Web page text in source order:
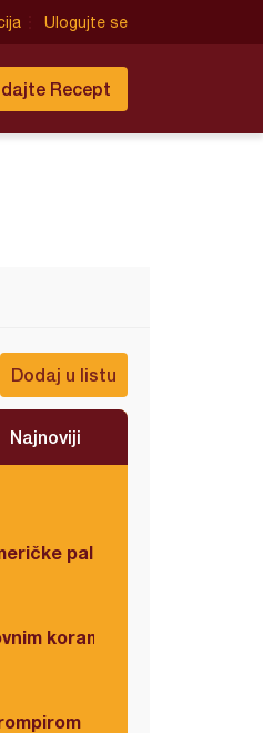
Ulogujte se
Recept
Dodaj u listu
Najnoviji
palačinke
korama